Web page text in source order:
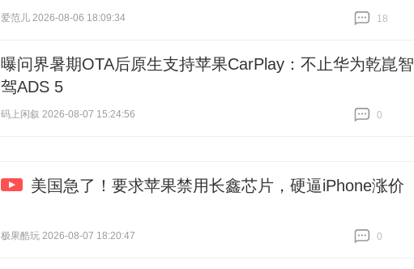
爱范儿 2026-08-06 18:09:34
18
曝问界暑期OTA后原生支持苹果CarPlay：不止华为乾崑智
驾ADS 5
码上闲叙 2026-08-07 15:24:56
0
美国急了！要求苹果禁用长鑫芯片，硬逼iPhone涨价
极果酷玩 2026-08-07 18:20:47
0